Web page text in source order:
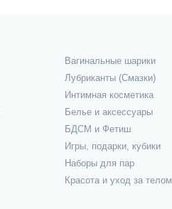
Вагинальные шарики
Лубриканты (Смазки)
Интимная косметика
Белье и аксессуары
БДСМ и Фетиш
Игры, подарки, кубики
Наборы для пар
Красота и уход за телом